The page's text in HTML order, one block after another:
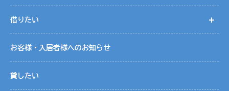
借りたい
お客様・入居者様へのお知らせ
貸したい